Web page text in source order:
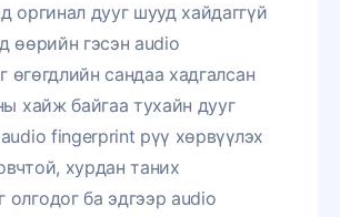
оргинал дууг шууд хайдаггүй
өөрийн гэсэн audio
өгөгдлийн сандаа хадгалсан
хайж байгаа тухайн дууг
fingerprint рүү хөрвүүлэх
хурдан таних
ба эдгээр audio